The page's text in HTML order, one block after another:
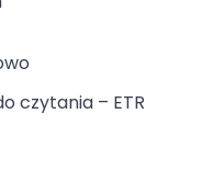
czytania – ETR